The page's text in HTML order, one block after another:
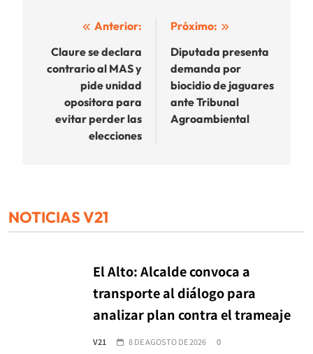
Navegación
de
entradas
Anterior:
Claure se declara
contrario al MAS y
pide unidad
opositora para
evitar perder las
elecciones
Próximo:
Diputada presenta
demanda por
biocidio de jaguares
ante Tribunal
Agroambiental
NOTICIAS V21
El Alto: Alcalde convoca a
transporte al diálogo para
analizar plan contra el trameaje
V21 8 DE AGOSTO DE 2026 0